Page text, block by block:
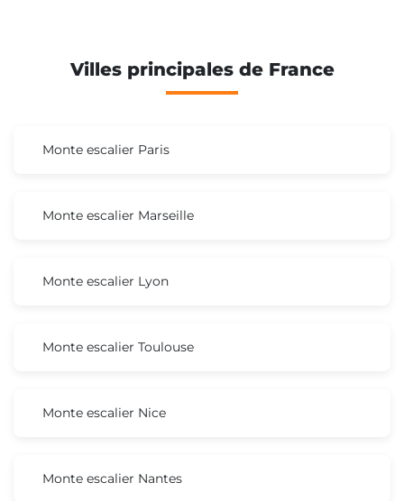
Villes principales de France
Monte escalier Paris
Monte escalier Marseille
Monte escalier Lyon
Monte escalier Toulouse
Monte escalier Nice
Monte escalier Nantes